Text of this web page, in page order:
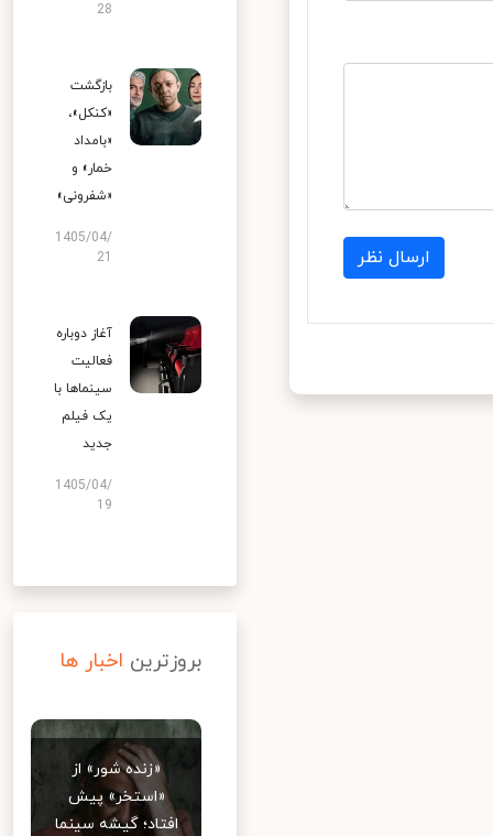
ارسال نظر
28
بازگشت
«کنکل»،
«بامداد
خمار» و
«شفرونی»
1405/04/
آغاز دوباره
فعالیت
سینماها با
یک فیلم
جدید
1405/04/
19
بروزترین اخبار ها
«زنده شور» از
«استخر» پیش
افتاد؛ گیشه سینما